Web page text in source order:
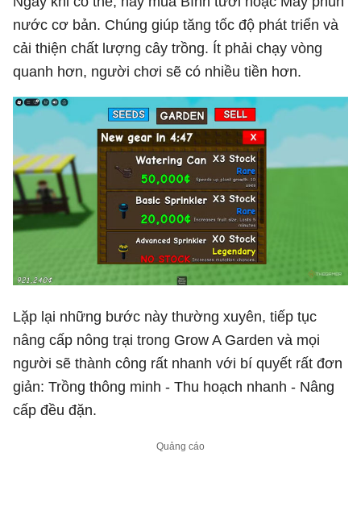
nước cơ bản. Chúng giúp tăng tốc độ phát triển và
cải thiện chất lượng cây trồng. Ít phải chạy vòng
quanh hơn, người chơi sẽ có nhiều tiền hơn.
Lặp lại những bước này thường xuyên, tiếp tục
nâng cấp nông trại trong Grow A Garden và mọi
người sẽ thành công rất nhanh với bí quyết rất đơn
giản: Trồng thông minh - Thu hoạch nhanh - Nâng
cấp đều đặn.